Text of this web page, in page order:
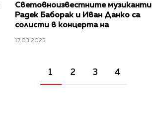
Световноизвестните музиканти
Радек Баборак и Иван Данко са
солисти в концерта на
17.03.2025
1 2 3 4